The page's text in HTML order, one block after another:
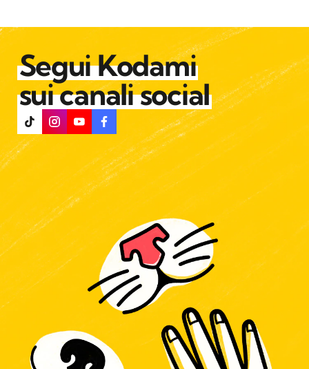
Segui Kodami
sui canali social